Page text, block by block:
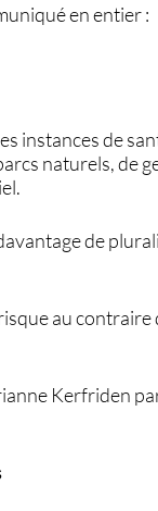
en entier :
instances de
naturels, de
de
au contraire
Kerfriden